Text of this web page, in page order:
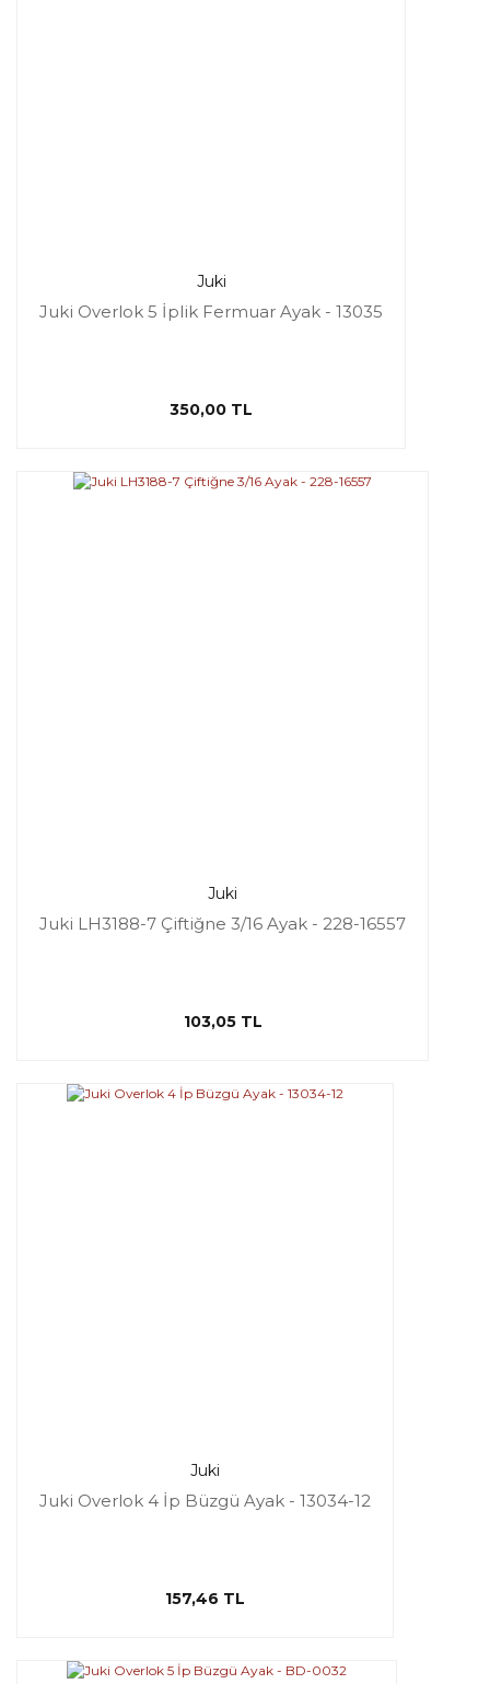
Juki
Juki Overlok 5 İplik Fermuar Ayak - 13035
350,00 TL
Juki
Juki LH3188-7 Çiftiğne 3/16 Ayak - 228-16557
103,05 TL
Juki
Juki Overlok 4 İp Büzgü Ayak - 13034-12
157,46 TL